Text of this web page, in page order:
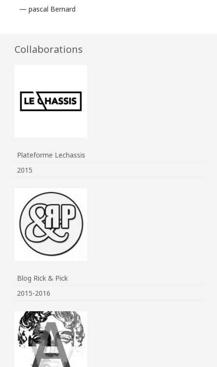
— pascal Bernard
Collaborations
Plateforme Lechassis
2015
Blog Rick & Pick
2015-2016